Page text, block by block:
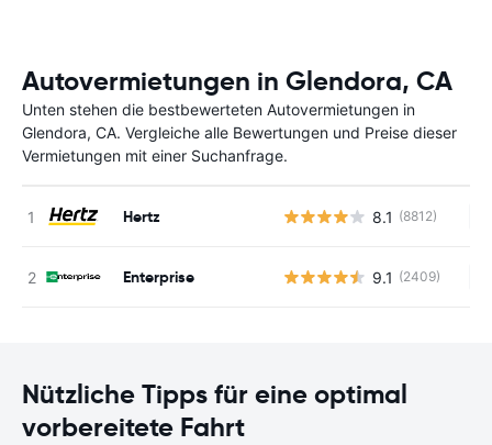
Autovermietungen in Glendora, CA
Unten stehen die bestbewerteten Autovermietungen in
Glendora, CA. Vergleiche alle Bewertungen und Preise dieser
Vermietungen mit einer Suchanfrage.
Hertz 8.1 (8812)
Enterprise 9.1 (2409)
Nützliche Tipps für eine optimal
vorbereitete Fahrt